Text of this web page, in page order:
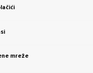
mreže